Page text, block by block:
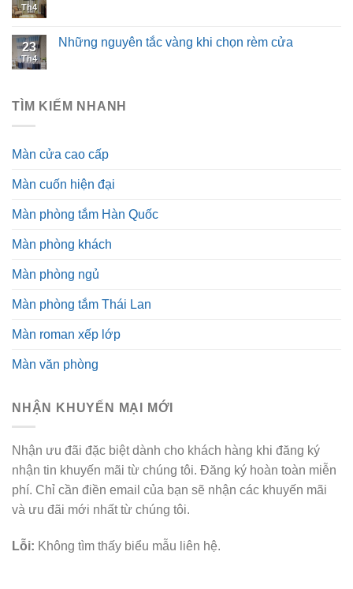
Th4
23
Th4
Những nguyên tắc vàng khi chọn rèm cửa
TÌM KIẾM NHANH
Màn cửa cao cấp
Màn cuốn hiện đại
Màn phòng tắm Hàn Quốc
Màn phòng khách
Màn phòng ngủ
Màn phòng tắm Thái Lan
Màn roman xếp lớp
Màn văn phòng
NHẬN KHUYẾN MẠI MỚI
Nhận ưu đãi đặc biệt dành cho khách hàng khi đăng ký
nhận tin khuyến mãi từ chúng tôi. Đăng ký hoàn toàn miễn
phí. Chỉ cần điền email của bạn sẽ nhận các khuyến mãi
và ưu đãi mới nhất từ chúng tôi.
Lỗi: Không tìm thấy biểu mẫu liên hệ.